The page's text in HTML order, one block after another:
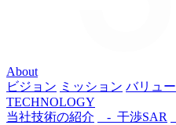
About
ビジョン ミッション バリュー
TECHNOLOGY
当社技術の紹介
- 干渉SAR